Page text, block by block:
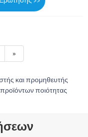
»
και προμηθευτής
ποιότητας